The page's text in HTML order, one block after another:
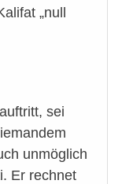
„null
sei
unmöglich
Er rechnet